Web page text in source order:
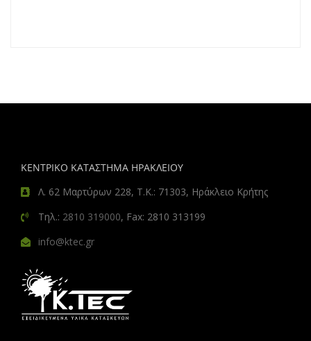
ΚΕΝΤΡΙΚΟ ΚΑΤΑΣΤΗΜΑ ΗΡΑΚΛΕΙΟΥ
Λ. 62 Μαρτύρων 228, Τ.Κ.: 71303, Ηράκλειο Κρήτης
Τηλ.: 2810 319000, Fax: 2810 313199
info@ktec.gr